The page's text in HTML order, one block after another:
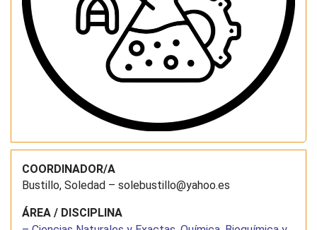
COORDINADOR/A
Bustillo, Soledad – solebustillo@yahoo.es
ÁREA / DISCIPLINA